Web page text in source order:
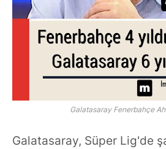
Galatasaray Fenerbahçe
Galatasaray, Süper Lig'de